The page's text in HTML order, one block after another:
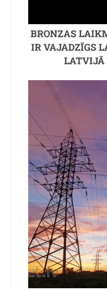
BRONZAS
IR VAJADZĪGS
LATVIJĀ